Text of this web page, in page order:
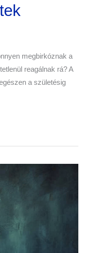
megbirkóznak a
reagálnak rá? A
a születésig